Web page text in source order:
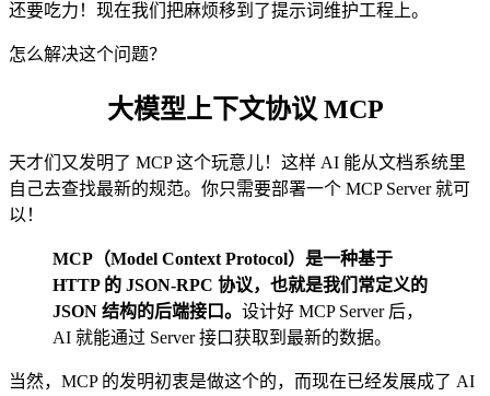
还要吃力！现在我们把麻烦移到了提示词维护工程上。
怎么解决这个问题？
大模型上下文协议 MCP
天才们又发明了 MCP 这个玩意儿！这样 AI 能从文档系统里
自己去查找最新的规范。你只需要部署一个 MCP Server 就可
以！
MCP（Model Context Protocol）是一种基于
HTTP 的 JSON-RPC 协议，也就是我们常定义的
JSON 结构的后端接口。 设计好 MCP Server 后，
AI 就能通过 Server 接口获取到最新的数据。
当然，MCP 的发明初衷是做这个的，而现在已经发展成了 AI